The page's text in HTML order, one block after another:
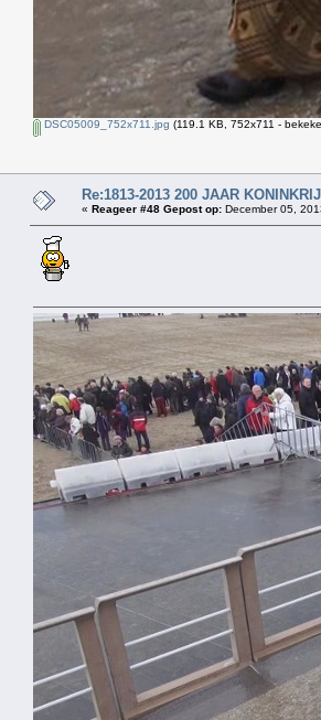
DSC05009_752x711.jpg (119.1 KB, 752x711 -
Re:1813-2013 200 JAAR
« Reageer #48 Gepost op: December 05,